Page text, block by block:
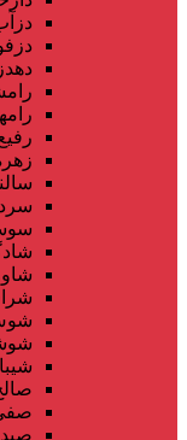
دهدز
صفی